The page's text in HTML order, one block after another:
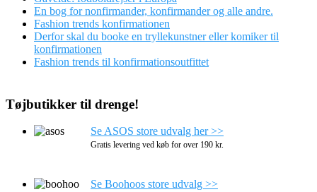
En bog for nonfirmander, konfirmander og alle andre.
Fashion trends konfirmationen
Derfor skal du booke en tryllekunstner eller komiker til
konfirmationen
Fashion trends til konfirmationsoutfittet
Tøjbutikker til drenge!
Se ASOS store udvalg her >>
Gratis levering ved køb for over 190 kr.
Se Boohoos store udvalg >>